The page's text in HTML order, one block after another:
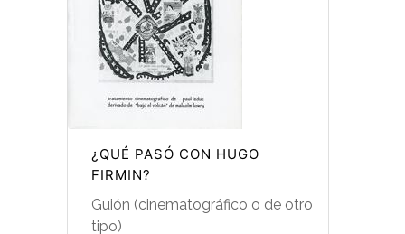
¿QUÉ PASÓ CON HUGO
FIRMIN?
Guión (cinematográfico o de otro
tipo)